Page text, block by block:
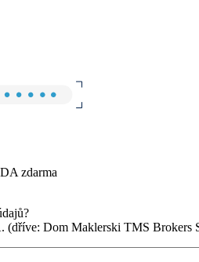
zdarma
Dom Maklerski TMS Brokers